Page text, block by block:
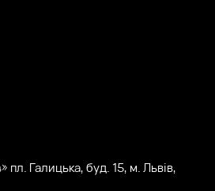
Галицька, буд. 15, м. Львів,